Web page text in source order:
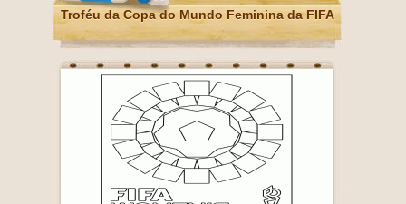
Troféu da Copa do Mundo Feminina da FIFA